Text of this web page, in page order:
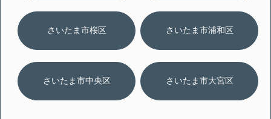
さいたま市桜区 さいたま市浦和区
さいたま市中央区 さいたま市大宮区